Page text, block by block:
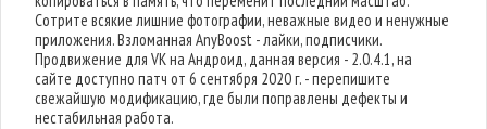
Сотрите всякие лишние фотографии, неважные видео и ненужные
приложения. Взломанная AnyBoost - лайки, подписчики.
Продвижение для VK на Андроид, данная версия - 2.0.4.1, на
сайте доступно патч от 6 сентября 2020 г. - перепишите
свежайшую модификацию, где были поправлены дефекты и
нестабильная работа.